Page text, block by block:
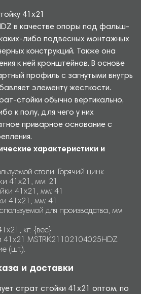
41х21
в качестве опоры под фальш-
либо подвесных монтажных
конструкций. Также она
к ней кронштейнов. В основе
профиль с загнутыми внутрь
элементу жесткости.
стойки обычно вертикально,
к полу, для чего у них
приварное основание с
характеристики и
стали: Горячий цинк
41х21, мм: 21
41х21, мм: 41
41х21, мм: 41
для производства, мм:
кг: {вес}
41х21 MSTRK21102104025HDZ
(шт.).
и доставки
страт стойки 41х21 оптом, по